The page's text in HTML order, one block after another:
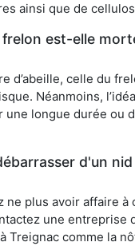
ainsi que de
frelon est-elle
d’abeille, celle du
Néanmoins,
une longue durée ou
d'un
ne plus avoir affaire à
une entreprise
Treignac comme la